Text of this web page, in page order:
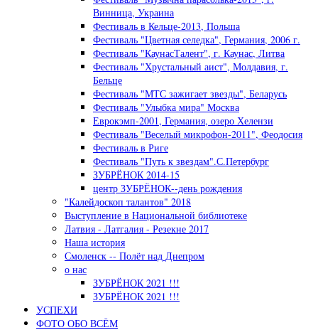
Винница, Украина
Фестиваль в Кельце-2013, Польша
Фестиваль "Цветная селедка", Германия, 2006 г.
Фестиваль "КаунасТалент", г. Каунас, Литва
Фестиваль "Хрустальный аист", Молдавия, г.
Бельце
Фестиваль "МТС зажигает звезды", Беларусь
Фестиваль "Улыбка мира" Москва
Еврокэмп-2001, Германия, озеро Хелензи
Фестиваль "Веселый микрофон-2011", Феодосия
Фестиваль в Риге
Фестиваль "Путь к звездам".С.Петербург
ЗУБРЁНОК 2014-15
центр ЗУБРЁНОК--день рождения
"Калейдоскоп талантов" 2018
Выступление в Национальной библиотеке
Латвия - Латгалия - Резекне 2017
Наша история
Смоленск -- Полёт над Днепром
о нас
ЗУБРЁНОК 2021 !!!
ЗУБРЁНОК 2021 !!!
УСПЕХИ
ФОТО ОБО ВСЁМ